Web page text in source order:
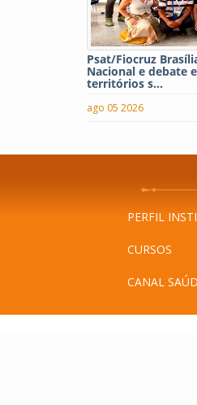
Psat/Fiocruz
Nacional e debate
territórios s...
ago 05 2026
PERFIL
CURSOS
CANAL